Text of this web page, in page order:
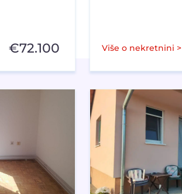
€72.100 Više o nekretnini >